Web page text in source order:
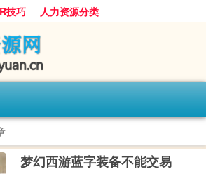
技巧 人力资源分类
梦幻西游蓝字装备不能交易